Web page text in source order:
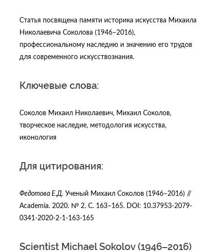
Статья посвящена памяти историка искусства Михаила
Николаевича Соколова (1946–2016),
профессиональному наследию и значению его трудов
для современного искусствознания.
Ключевые слова:
Соколов Михаил Николаевич, Михаил Соколов,
творческое наследие, методология искусства,
иконология
Для цитирования:
Федотова Е.Д. Ученый Михаил Соколов (1946–2016) //
Academia. 2020. № 2. C. 163–165. DOI: 10.37953-2079-
0341-2020-2-1-163-165
Scientist Michael Sokolov (1946–2016)